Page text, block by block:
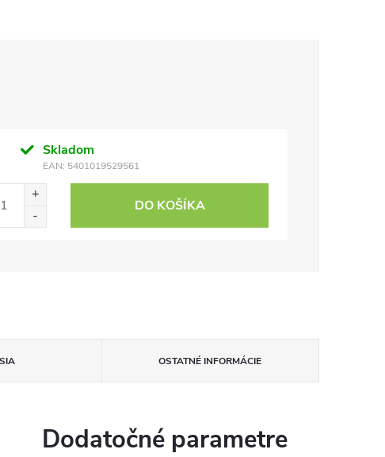
Skladom
EAN: 5401019529561
DO KOŠÍKA
OSTATNÉ INFORMÁCIE
Dodatočné parametre